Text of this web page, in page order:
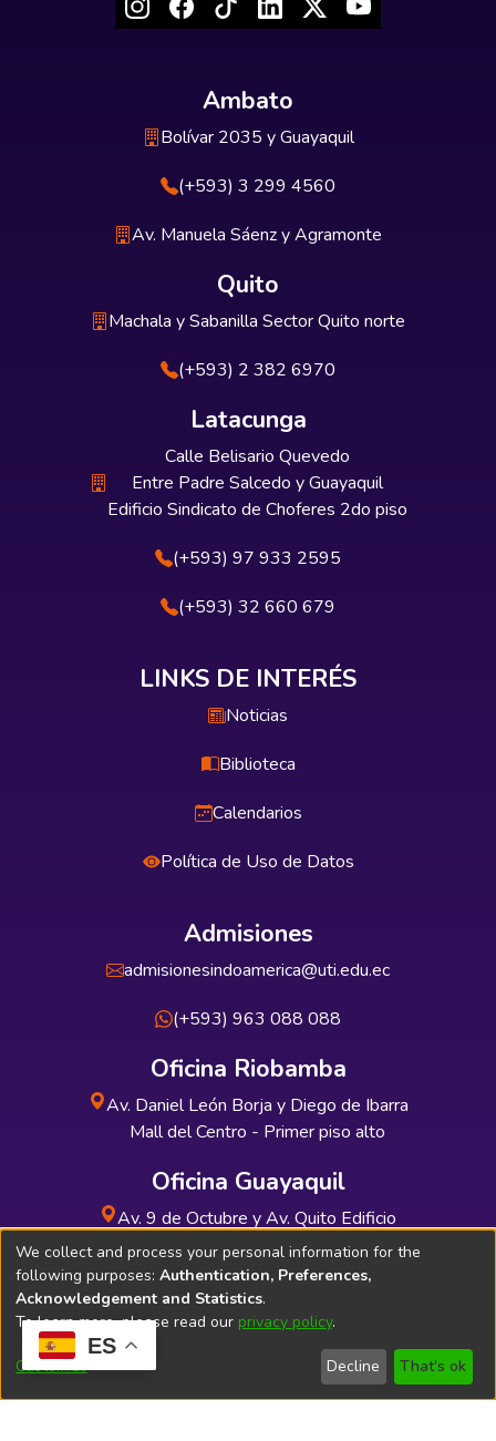
ES
Ambato
Bolívar 2035 y Guayaquil
(+593) 3 299 4560
Av. Manuela Sáenz y Agramonte
Quito
Machala y Sabanilla Sector Quito norte
(+593) 2 382 6970
Latacunga
Calle Belisario Quevedo
Entre Padre Salcedo y Guayaquil
Edificio Sindicato de Choferes 2do piso
(+593) 97 933 2595
(+593) 32 660 679
LINKS DE INTERÉS
Noticias
Biblioteca
Calendarios
Política de Uso de Datos
Admisiones
admisionesindoamerica@uti.edu.ec
(+593) 963 088 088
Oficina Riobamba
Av. Daniel León Borja y Diego de Ibarra
Mall del Centro - Primer piso alto
Oficina Guayaquil
Av. 9 de Octubre y Av. Quito Edificio
INDUAUTO - Planta baja
Soporte Técnico Bibliolatino.com
We collect and process your personal information for the
following purposes: Authentication, Preferences,
Acknowledgement and Statistics.
To learn more, please read our privacy policy.
Customize Decline That's ok